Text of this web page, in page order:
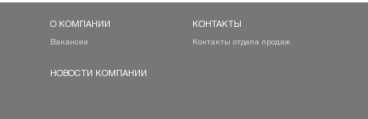
О КОМПАНИИ
Вакансии
НОВОСТИ КОМПАНИИ
КОНТАКТЫ
Контакты отдела продаж